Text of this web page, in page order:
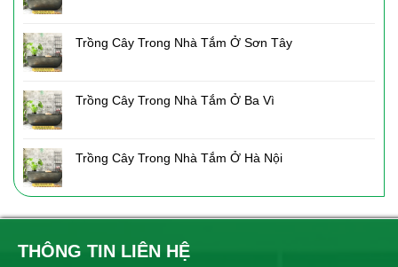
Trồng Cây Trong Nhà Tắm Ở Sơn Tây
Trồng Cây Trong Nhà Tắm Ở Ba Vì
Trồng Cây Trong Nhà Tắm Ở Hà Nội
THÔNG TIN LIÊN HỆ